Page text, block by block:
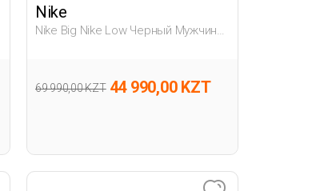
Nike
Nike Big Nike Low Черный Мужчина
69 990,00 KZT 44 990,00 KZT